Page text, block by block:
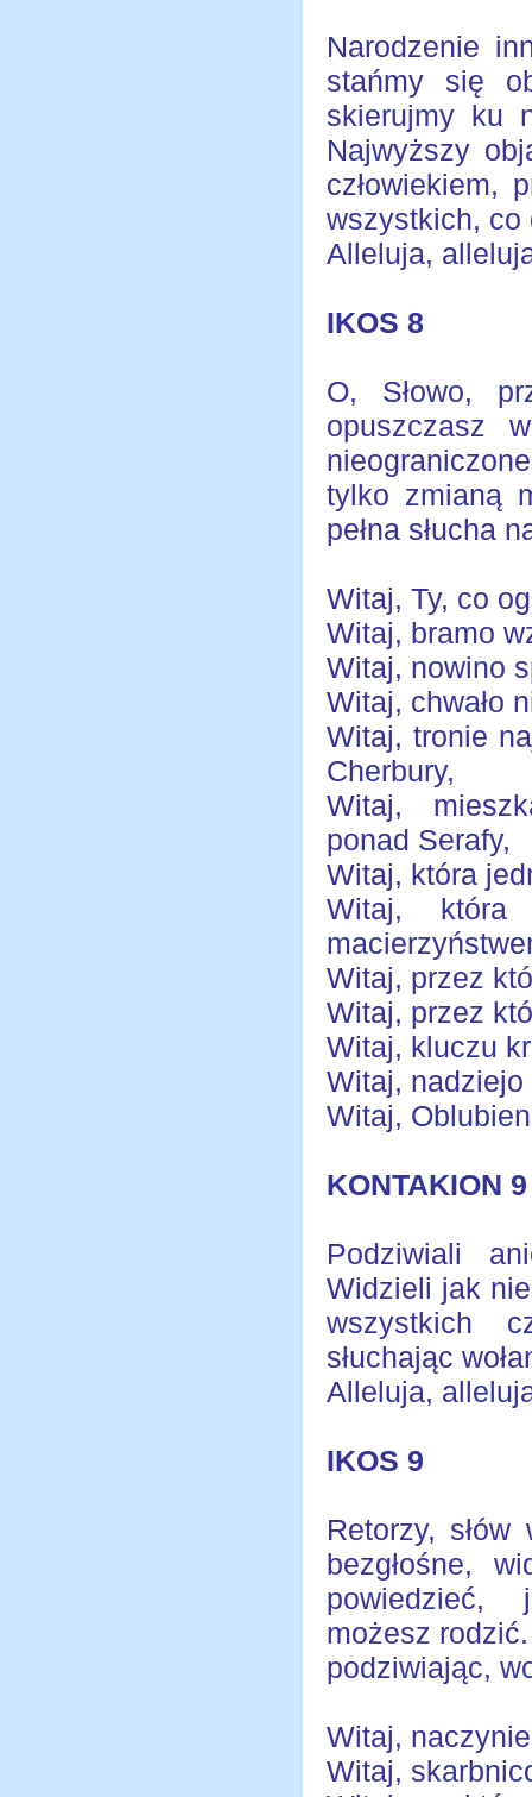
Narodzenie
stańmy się
skierujmy ku
Najwyższy
człowiekiem,
wszystkich, co
Alleluja,
IKOS 8
O, Słowo,
opuszczasz
tylko zmianą
pełna słucha
Witaj, Ty, co
Witaj, bramo
Witaj, nowino
Witaj, chwało
Witaj, tronie
Cherbury,
Witaj,
ponad Serafy,
Witaj, która
Witaj, która
Witaj, przez
Witaj, przez
Witaj, kluczu
Witaj,
Witaj,
KONTAKION 9
Podziwiali
Widzieli jak
wszystkich
słuchając
Alleluja,
IKOS 9
Retorzy,
bezgłośne,
powiedzieć,
możesz
podziwiając,
Witaj,
Witaj,